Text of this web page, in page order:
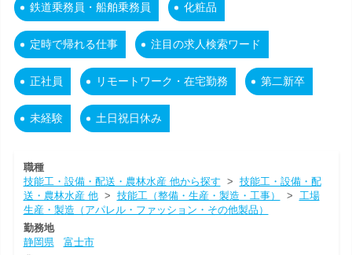
鉄道乗務員・船舶乗務員 化粧品
定時で帰れる仕事 注目の求人検索ワード
正社員 リモートワーク・在宅勤務 第二新卒
未経験 土日祝日休み
職種
技能工・設備・配送・農林水産 他から探す > 技能工・設備・配
送・農林水産 他> 技能工（整備・生産・製造・工事） > 工場
生産・製造（アパレル・ファッション・その他製品）
勤務地
静岡県
富士市